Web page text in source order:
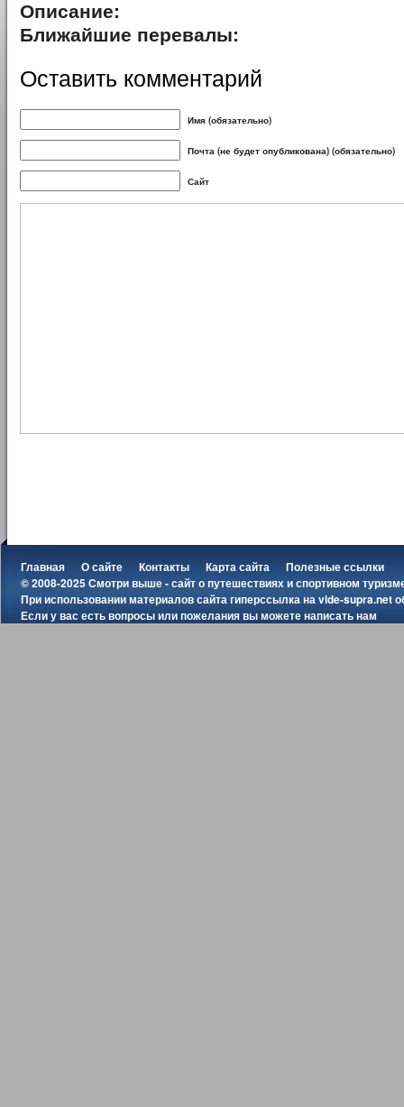
Описание:
Ближайшие перевалы:
Оставить комментарий
Имя (обязательно)
Почта (не будет опубликована) (обязательно)
Сайт
Главная О сайте Контакты Карта сайта
Полезные ссылки
© 2008-2025 Смотри выше - сайт о путешествиях и спортивном
При использовании материалов сайта гиперссылка наvide-supra.net
Если у вас есть вопросы или пожелания вы можетенаписать нам